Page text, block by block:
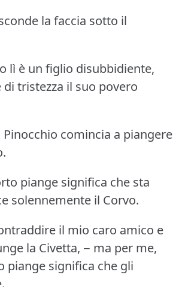
la faccia sotto il
lì è un figlio disubbidiente,
tristezza il suo povero
comincia a piangere
piange significa che sta
solennemente il Corvo.
il mio caro amico e
la Civetta, − ma per me,
piange significa che gli